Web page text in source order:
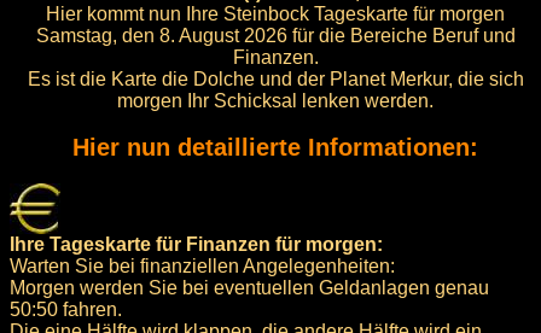
Hier kommt nun Ihre Steinbock Tageskarte für morgen
Samstag, den 8. August 2026 für die Bereiche Beruf und
Finanzen.
Es ist die Karte die Dolche und der Planet Merkur, die sich
morgen Ihr Schicksal lenken werden.
Hier nun detaillierte Informationen:
Ihre Tageskarte für Finanzen für morgen:
Warten Sie bei finanziellen Angelegenheiten:
Morgen werden Sie bei eventuellen Geldanlagen genau
50:50 fahren.